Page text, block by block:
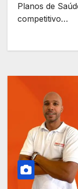
Planos de
competitivo…